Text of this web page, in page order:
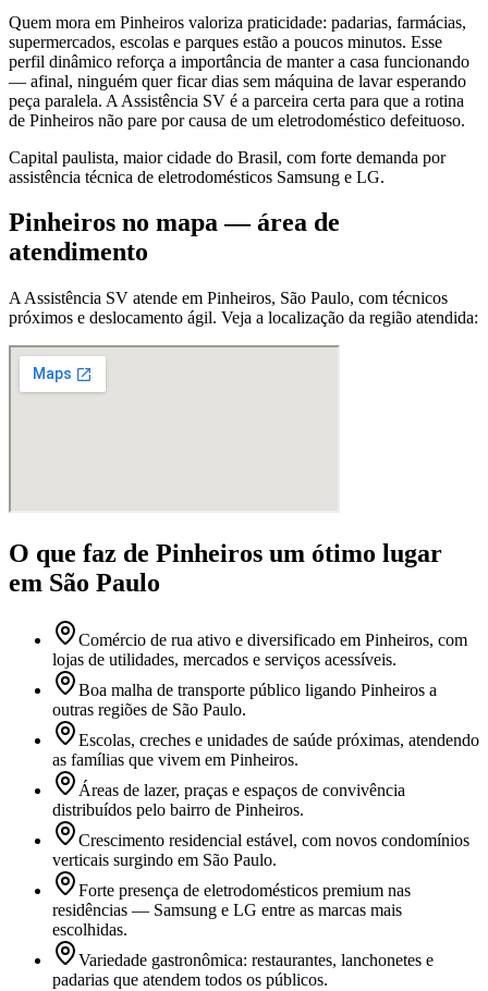
Quem mora em Pinheiros valoriza praticidade: padarias, farmácias,
supermercados, escolas e parques estão a poucos minutos. Esse
perfil dinâmico reforça a importância de manter a casa funcionando
— afinal, ninguém quer ficar dias sem máquina de lavar esperando
peça paralela. A Assistência SV é a parceira certa para que a rotina
de Pinheiros não pare por causa de um eletrodoméstico defeituoso.
Capital paulista, maior cidade do Brasil, com forte demanda por
assistência técnica de eletrodomésticos Samsung e LG.
Pinheiros no mapa — área de
atendimento
A Assistência SV atende em Pinheiros, São Paulo, com técnicos
próximos e deslocamento ágil. Veja a localização da região atendida:
O que faz de Pinheiros um ótimo lugar
em São Paulo
Comércio de rua ativo e diversificado em Pinheiros, com
lojas de utilidades, mercados e serviços acessíveis.
Boa malha de transporte público ligando Pinheiros a
outras regiões de São Paulo.
Escolas, creches e unidades de saúde próximas, atendendo
as famílias que vivem em Pinheiros.
Áreas de lazer, praças e espaços de convivência
distribuídos pelo bairro de Pinheiros.
Crescimento residencial estável, com novos condomínios
verticais surgindo em São Paulo.
Forte presença de eletrodomésticos premium nas
residências — Samsung e LG entre as marcas mais
escolhidas.
Variedade gastronômica: restaurantes, lanchonetes e
padarias que atendem todos os públicos.